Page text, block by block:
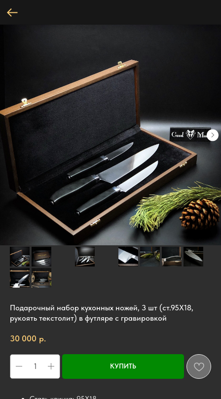
Подарочный набор кухонных ножей, 3 шт (ст.95Х18,
рукоять текстолит) в футляре с гравировкой
30 000 р.
КУПИТЬ